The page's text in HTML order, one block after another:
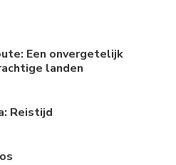
Een onvergetelijk
landen
Reistijd